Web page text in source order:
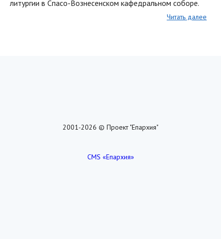
литургии в Спасо-Вознесенском кафедральном соборе.
Читать далее
2001-2026 © Проект "Епархия"
CMS «Епархия»